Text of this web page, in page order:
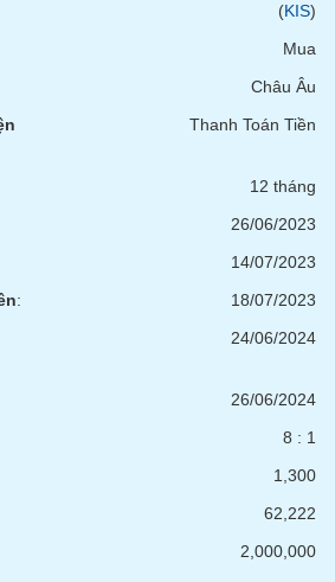
(KIS)
Mua
Châu Âu
Thanh Toán Tiền
12 tháng
26/06/2023
14/07/2023
:
18/07/2023
24/06/2024
26/06/2024
8 : 1
1,300
62,222
2,000,000